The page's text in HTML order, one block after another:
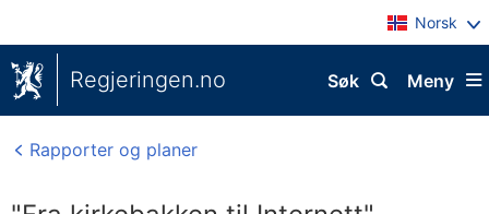
Norsk
Regjeringen.no Meny
Søk
Rapporter og planer